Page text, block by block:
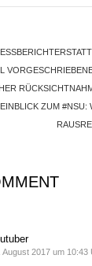
ZUM #NSU:
August 2017 um 10:43